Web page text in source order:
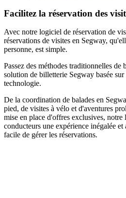
Facilitez la réservation des
Avec notre logiciel de réservation de
réservations de visites en Segway,
personne, est simple.
Passez des méthodes traditionnelles de
solution de billetterie Segway basée
technologie.
De la coordination de balades en
pied, de visites à vélo et d'aventures
mise en place d'offres exclusives,
conducteurs une expérience inégalée
facile de gérer les réservations.